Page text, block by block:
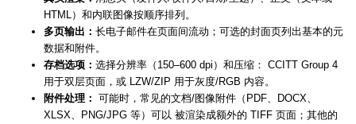
HTML）和内联图像按顺序排列。
多页输出： 长电子邮件在页面间流动；可选的封面页列出基本的元
数据和附件。
存档选项： 选择分辨率（150–600 dpi）和压缩： CCITT Group 4
用于双层页面，或 LZW/ZIP 用于灰度/RGB 内容。
附件处理： 可能时，常见的文档/图像附件（PDF、DOCX、
XLSX、PNG/JPG 等）可以 被渲染成额外的 TIFF 页面；其他的